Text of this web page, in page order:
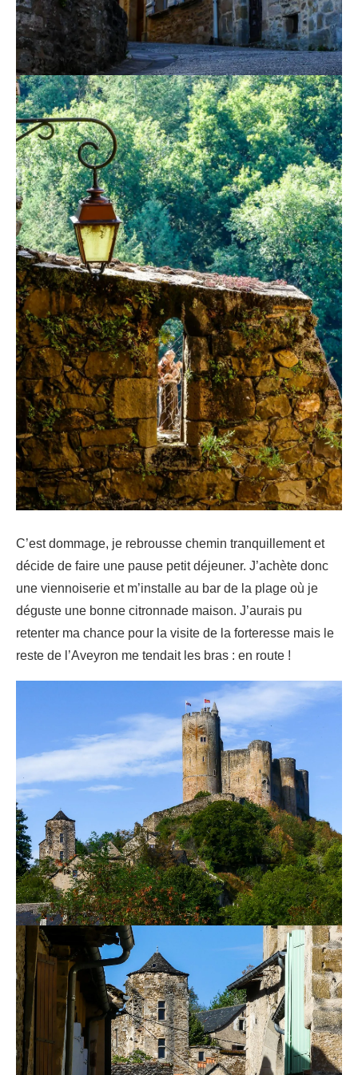
C’est dommage, je rebrousse chemin tranquillement et
décide de faire une pause petit déjeuner. J’achète donc
une viennoiserie et m’installe au bar de la plage où je
déguste une bonne citronnade maison. J’aurais pu
retenter ma chance pour la visite de la forteresse mais le
reste de l’Aveyron me tendait les bras : en route !